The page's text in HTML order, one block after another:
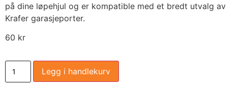
på dine løpehjul og er kompatible med et bredt utvalg av
Krafer garasjeporter.
60 kr
Legg i handlekurv